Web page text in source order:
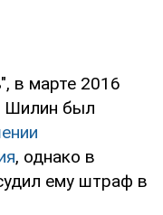
в марте 2016
Шилин был
, однако в
ему штраф в